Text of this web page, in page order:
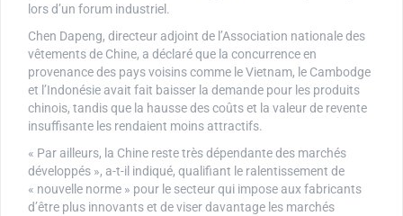
lors d’un forum industriel.
Chen Dapeng, directeur adjoint de l’Association nationale des
vêtements de Chine, a déclaré que la concurrence en
provenance des pays voisins comme le Vietnam, le Cambodge
et l’Indonésie avait fait baisser la demande pour les produits
chinois, tandis que la hausse des coûts et la valeur de revente
insuffisante les rendaient moins attractifs.
« Par ailleurs, la Chine reste très dépendante des marchés
développés », a-t-il indiqué, qualifiant le ralentissement de
« nouvelle norme » pour le secteur qui impose aux fabricants
d’être plus innovants et de viser davantage les marchés